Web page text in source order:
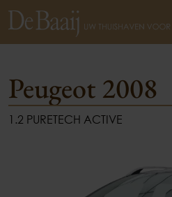
Peugeot 2008
1.2 PURETECH ACTIVE